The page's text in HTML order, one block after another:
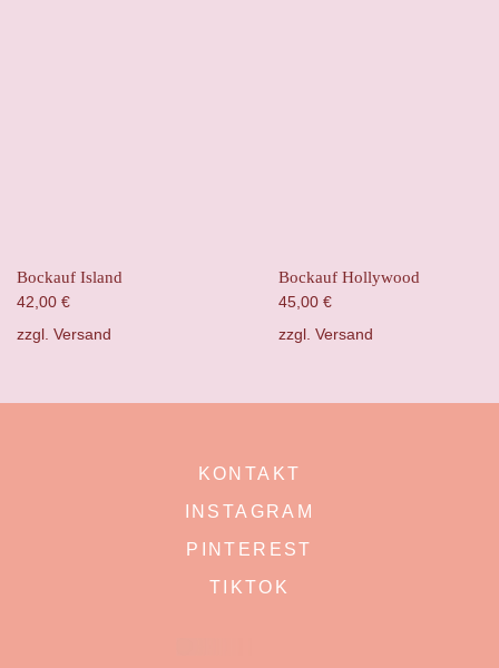
Bockauf Island
42,00 €
zzgl. Versand
Bockauf Hollywood
45,00 €
zzgl. Versand
KONTAKT
INSTAGRAM
PINTEREST
TIKTOK